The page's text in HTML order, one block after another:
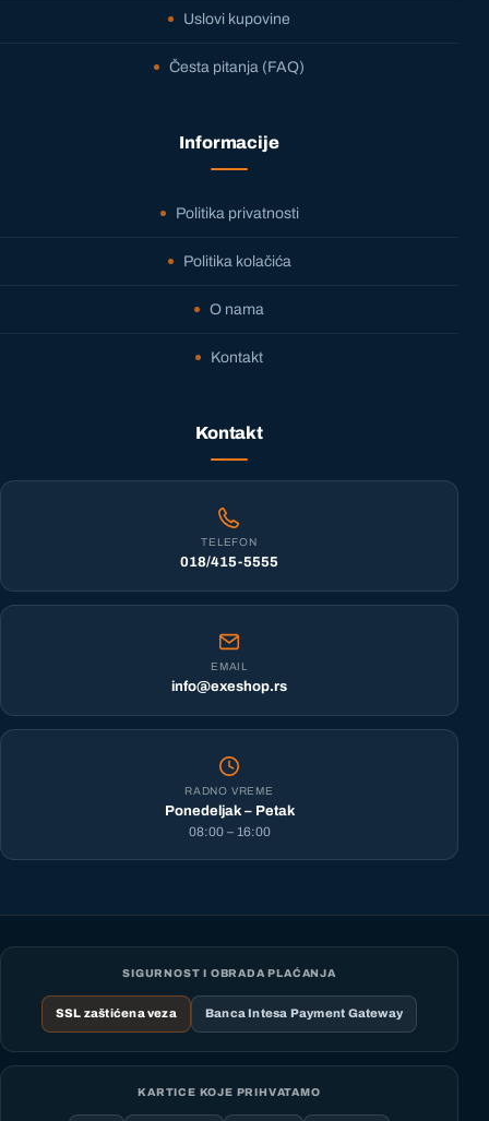
Uslovi kupovine
Česta pitanja (FAQ)
Informacije
Politika privatnosti
Politika kolačića
O nama
Kontakt
Kontakt
TELEFON
018/415-5555
EMAIL
info@exeshop.rs
RADNO VREME
Ponedeljak – Petak
08:00 – 16:00
SIGURNOST I OBRADA PLAĆANJA
SSL zaštićena veza Banca Intesa Payment Gateway
KARTICE KOJE PRIHVATAMO